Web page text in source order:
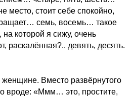
место, стоит себе спокойно,
семь, восемь… такое
которой я сижу, очень
раскалённая?.. девять, десять.
Вместо развёрнутого
вроде: «Ммм… это, простите,